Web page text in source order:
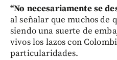
“No necesariamente se
al señalar que muchos de
siendo una suerte de
vivos los lazos con
particularidades.